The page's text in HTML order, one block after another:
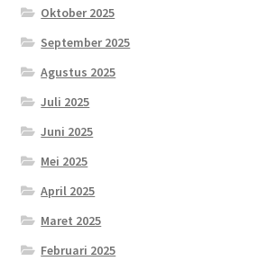
Oktober 2025
September 2025
Agustus 2025
Juli 2025
Juni 2025
Mei 2025
April 2025
Maret 2025
Februari 2025